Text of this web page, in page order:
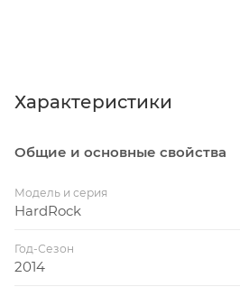
Характеристики
Общие и основные свойства
Модель и серия
HardRock
Год-Сезон
2014